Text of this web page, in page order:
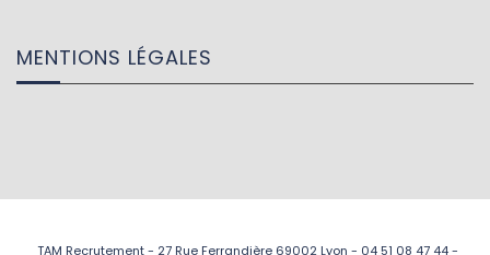
MENTIONS LÉGALES
TAM Recrutement - 27 Rue Ferrandière 69002 Lyon - 04 51 08 47 44 -